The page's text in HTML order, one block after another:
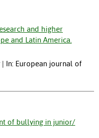
and higher
and Latin America.
In: European journal of
of bullying in junior/